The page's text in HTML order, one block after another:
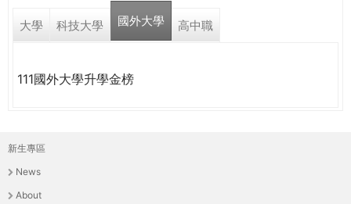
培
養
具
e
r
e
大學 科技大學 國外大學 高中職
111國外大學升學金榜
主
選
新生專區
News
About